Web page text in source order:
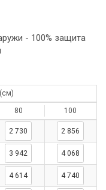
- 100% защита
80 100
2 730 2 856
3 942 4 068
4 614 4 740